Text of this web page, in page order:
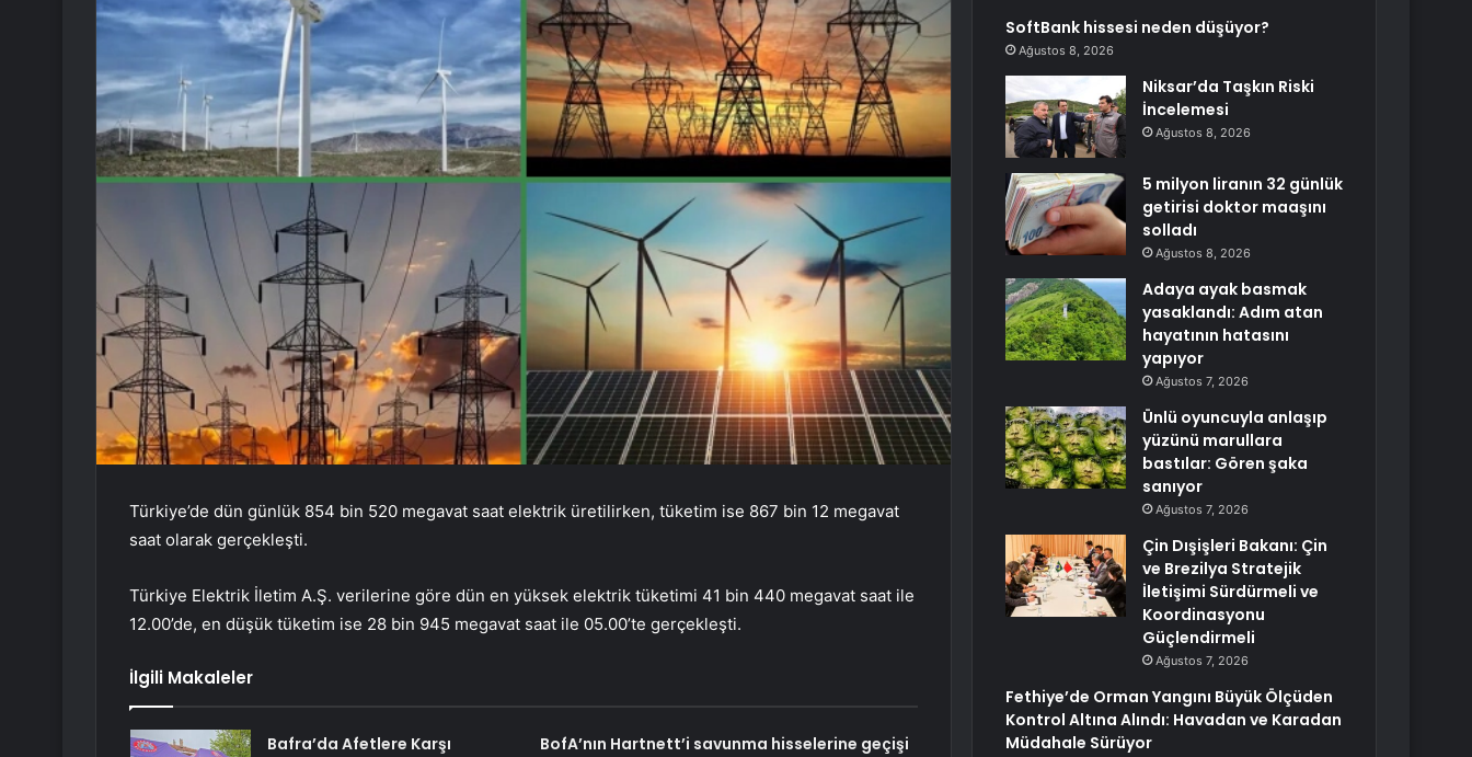
Türkiye’de dün günlük 854 bin 520 megavat saat elektrik üretilirken, tüketim ise 867 bin 12 megavat
saat olarak gerçekleşti.
Türkiye Elektrik İletim A.Ş. verilerine göre dün en yüksek elektrik tüketimi 41 bin 440 megavat saat ile
12.00’de, en düşük tüketim ise 28 bin 945 megavat saat ile 05.00’te gerçekleşti.
İlgili Makaleler
Bafra’da Afetlere Karşı
BofA’nın Hartnett’i savunma hisselerine geçişi
SoftBank hissesi neden düşüyor?
Ağustos 8, 2026
Niksar’da Taşkın Riski
İncelemesi
Ağustos 8, 2026
5 milyon liranın 32 günlük
getirisi doktor maaşını
solladı
Ağustos 8, 2026
Adaya ayak basmak
yasaklandı: Adım atan
hayatının hatasını
yapıyor
Ağustos 7, 2026
Ünlü oyuncuyla anlaşıp
yüzünü marullara
bastılar: Gören şaka
sanıyor
Ağustos 7, 2026
Çin Dışişleri Bakanı: Çin
ve Brezilya Stratejik
İletişimi Sürdürmeli ve
Koordinasyonu
Güçlendirmeli
Ağustos 7, 2026
Fethiye’de Orman Yangını Büyük Ölçüden
Kontrol Altına Alındı: Havadan ve Karadan
Müdahale Sürüyor